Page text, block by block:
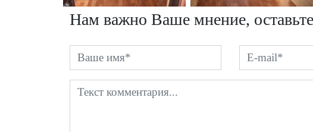
Нам важно Ваше мнение,